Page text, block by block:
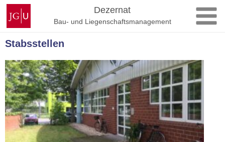
Zum
Inhalt
springen
Johannes
Gutenberg-
Universität
Mainz
Dezernat
Bau- und Liegenschaftsmanagement
Stabsstellen